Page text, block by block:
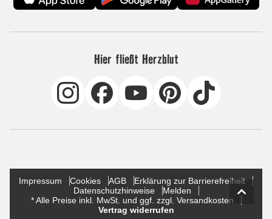
Hier fließt Herzblut
Impressum Cookies AGB
Erklärung zur Barrierefreiheit
Datenschutzhinweise
Melden
* Alle Preise inkl. MwSt. und ggf. zzgl. Versandkosten
Vertrag widerrufen